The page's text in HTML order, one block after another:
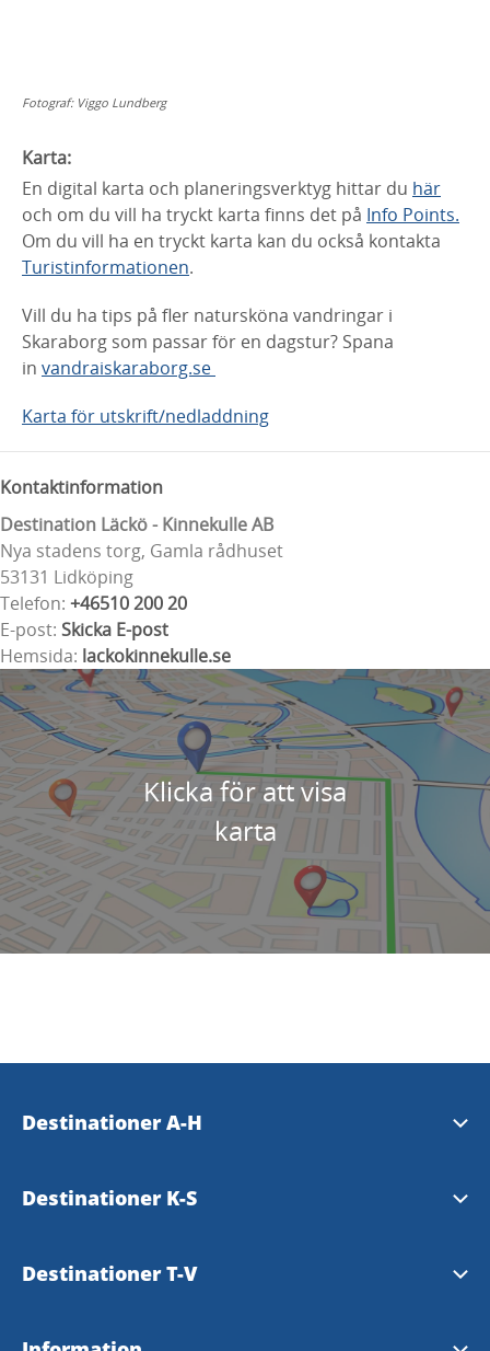
Fotograf: Viggo Lundberg
Karta:
En digital karta och planeringsverktyg hittar du här
och om du vill ha tryckt karta finns det på Info Points.
Om du vill ha en tryckt karta kan du också kontakta
Turistinformationen.
Vill du ha tips på fler natursköna vandringar i
Skaraborg som passar för en dagstur? Spana
in vandraiskaraborg.se
Karta för utskrift/nedladdning
Kontaktinformation
Destination Läckö - Kinnekulle AB
Nya stadens torg, Gamla rådhuset
53131 Lidköping
Telefon: +46510 200 20
E-post: Skicka E-post
Hemsida: lackokinnekulle.se
Klicka för att visa
karta
Destinationer A-H
Essunga
Destinationer K-S
Karlsborg
Destinationer T-V
Tibro